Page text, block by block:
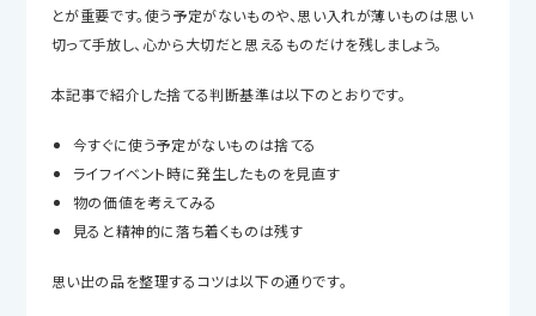
とが重要です。使う予定がないものや、思い入れが薄いものは思い
切って手放し、心から大切だと思えるものだけを残しましょう。
本記事で紹介した捨てる判断基準は以下のとおりです。
今すぐに使う予定がないものは捨てる
ライフイベント時に発生したものを見直す
物の価値を考えてみる
見ると精神的に落ち着くものは残す
思い出の品を整理するコツは以下の通りです。